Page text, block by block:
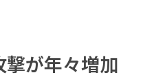
が年々増加